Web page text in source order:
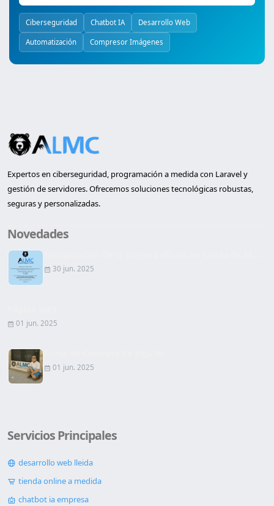
Ciberseguridad Chatbot IA Desarrollo Web
Automatización Compresor Imágenes
Expertos en ciberseguridad, programación a medida con Laravel y
gestión de servidores. Ofrecemos soluciones tecnológicas robustas,
seguras y personalizadas.
Novedades
30 jun. 2025
01 jun. 2025
01 jun. 2025
Servicios Principales
desarrollo web lleida
tienda online a medida
chatbot ia empresa